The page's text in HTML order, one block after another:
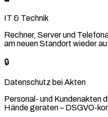
IT & Technik
Rechner, Server und
am neuen Standort wieder
🔒
Datenschutz bei Akten
Personal- und Kundenakten
Hände geraten – DSGVO-